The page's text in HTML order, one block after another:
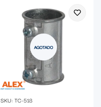
AGOTADO
SKU: TC-518